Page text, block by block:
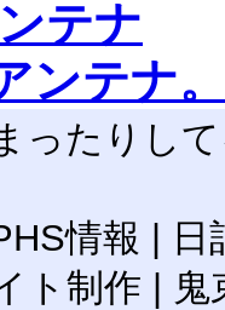
テナ
ンテナ。
ったりし
情報 | 日
ト制作 |